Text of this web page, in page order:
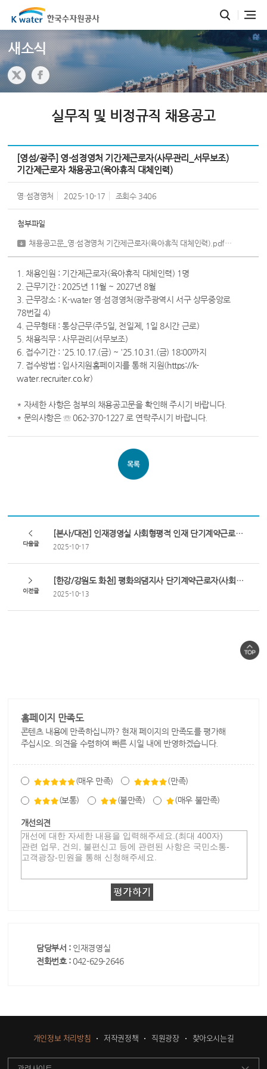
새소식
실무직 및 비정규직 채용공고
[영섬/광주] 영·섬경영처 기간제근로자(사무관리_서무보조)
기간제근로자 채용공고(육아휴직 대체인력)
영·섬경영처 2025-10-17 조회수 3406
첨부파일
채용공고문_영·섬경영처 기간제근로자(육아휴직 대체인력).pdf [ 764,286
1. 채용인원 : 기간제근로자(육아휴직 대체인력) 1명
2. 근무기간 : 2025년 11월 ~ 2027년 8월
3. 근무장소 : K-water 영·섬경영처(광주광역시 서구 상무중앙로
78번길 4)
4. 근무형태 : 통상근무(주5일, 전일제, 1일 8시간 근로)
5. 채용직무 : 사무관리(서무보조)
6. 접수기간 : '25.10.17.(금) ~ '25.10.31.(금) 18:00까지
7. 접수방법 : 입사지원홈페이지를 통해 지원(https://k-
water.recruiter.co.kr)
* 자세한 사항은 첨부의 채용공고문을 확인해 주시기 바랍니다.
* 문의사항은 ☏ 062-370-1227 로 연락주시기 바랍니다.
다음글
[본사/대전] 인재경영실 사회형평적 인재 단기계약근로자(세탁물 관리) 채용 공고(장애인 제한채용)
2025-10-17
이전글
[한강/강원도 화천] 평화의댐지사 단기계약근로자(사회형평적 인재-장애인) 채용 공고
2025-10-13
홈페이지 만족도
콘텐츠 내용에 만족하십니까? 현재 페이지의 만족도를 평가해
주십시오. 의견을 수렴하여 빠른 시일 내에 반영하겠습니다.
(매우 만족) (만족)
(보통) (불만족) (매우 불만족)
개선의견
담당부서 : 인재경영실
전화번호 : 042-629-2646
개인정보 처리방침 저작권정책 직원광장 찾아오시는길